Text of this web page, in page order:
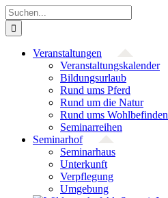
Zum
Inhalt
springen
Suche
nach:
Veranstaltungen
Veranstaltungs­kalender
Bildungsurlaub
Rund ums Pferd
Rund um die Natur
Rund ums Wohlbefinden
Seminarreihen
Seminarhof
Seminarhaus
Unterkunft
Verpflegung
Umgebung